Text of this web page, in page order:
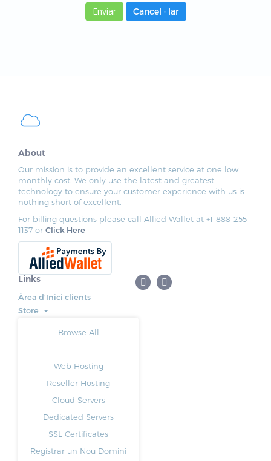
Cancel · lar
About
Our mission is to provide an excellent service at one low
monthly cost. We only use the latest and greatest
technology to ensure your customer experience with us is
nothing short of excellent.
For billing questions please call Allied Wallet at +1-888-255-
1137 or Click Here
Links
Àrea d'Inici clients
Store
Browse All
-----
Web Hosting
Reseller Hosting
Cloud Servers
Dedicated Servers
SSL Certificates
Registrar un Nou Domini